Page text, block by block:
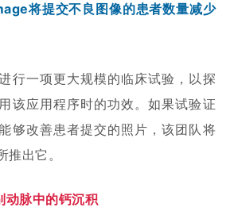
将提交不良图像的患者数量减少
行一项更大规模的临床试验，以探
该应用程序时的功效。如果试验证
够改善患者提交的照片，该团队将
出它。
动脉中的钙沉积